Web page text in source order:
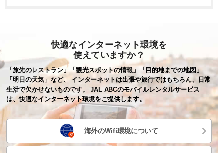
快適なインターネット環境を
使えていますか？
「旅先のレストラン」「観光スポットの情報」「目的地までの地図」
「明日の天気」など、 インターネットは出張や旅行ではもちろん、日常
生活で欠かせないものです。 JAL ABCのモバイルレンタルサービス
は、快適なインターネット環境をご提供します。
海外のWifi環境について